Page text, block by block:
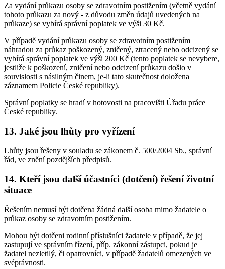
Za vydání průkazu osoby se zdravotním postižením (včetně vydání
tohoto průkazu za nový - z důvodu změn údajů uvedených na
průkaze) se vybírá správní poplatek ve výši 30 Kč.
V případě vydání průkazu osoby se zdravotním postižením
náhradou za průkaz poškozený, zničený, ztracený nebo odcizený se
vybírá správní poplatek ve výši 200 Kč (tento poplatek se nevybere,
jestliže k poškození, zničení nebo odcizení průkazu došlo v
souvislosti s násilným činem, je-li tato skutečnost doložena
záznamem Policie České republiky).
Správní poplatky se hradí v hotovosti na pracovišti Úřadu práce
České republiky.
13. Jaké jsou lhůty pro vyřízení
Lhůty jsou řešeny v souladu se zákonem č. 500/2004 Sb., správní
řád, ve znění pozdějších předpisů.
14. Kteří jsou další účastníci (dotčení) řešení životní
situace
Řešením nemusí být dotčena žádná další osoba mimo žadatele o
průkaz osoby se zdravotním postižením.
Mohou být dotčeni rodinní příslušníci žadatele v případě, že jej
zastupují ve správním řízení, příp. zákonní zástupci, pokud je
žadatel nezletilý, či opatrovníci, v případě žadatelů omezených ve
svéprávnosti.